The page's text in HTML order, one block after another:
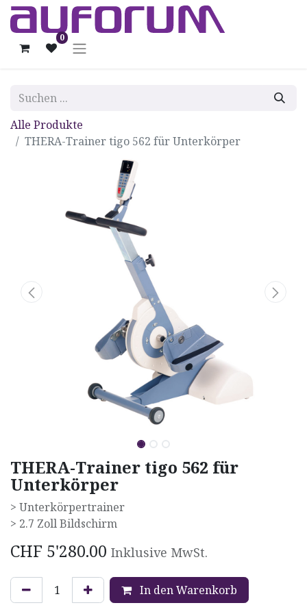
0
Alle Produkte
THERA-Trainer tigo 562 für Unterkörper
THERA-Trainer tigo 562 für
Unterkörper
> Unterkörpertrainer
> 2.7 Zoll Bildschirm
CHF 5'280.00 Inklusive MwSt.
In den Warenkorb